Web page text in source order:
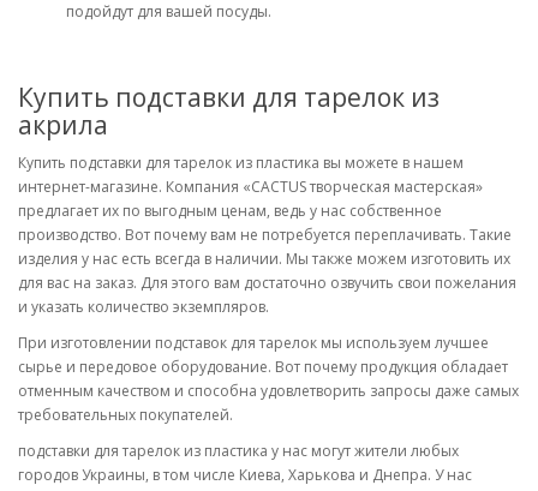
подойдут для вашей посуды.
Купить подставки для тарелок из
акрила
Купить подставки для тарелок из пластика вы можете в нашем
интернет-магазине. Компания «CACTUS творческая мастерская»
предлагает их по выгодным ценам, ведь у нас собственное
производство. Вот почему вам не потребуется переплачивать. Такие
изделия у нас есть всегда в наличии. Мы также можем изготовить их
для вас на заказ. Для этого вам достаточно озвучить свои пожелания
и указать количество экземпляров.
При изготовлении подставок для тарелок мы используем лучшее
сырье и передовое оборудование. Вот почему продукция обладает
отменным качеством и способна удовлетворить запросы даже самых
требовательных покупателей.
подставки для тарелок из пластика у нас могут жители любых
городов Украины, в том числе Киева, Харькова и Днепра. У нас